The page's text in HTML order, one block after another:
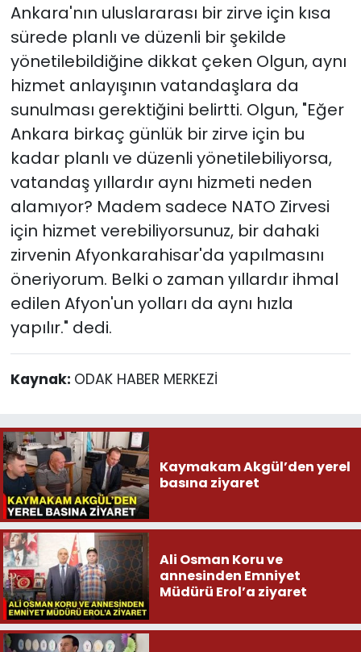
Ankara'nın uluslararası bir zirve için kısa
sürede planlı ve düzenli bir şekilde
yönetilebildiğine dikkat çeken Olgun, aynı
hizmet anlayışının vatandaşlara da
sunulması gerektiğini belirtti. Olgun, "Eğer
Ankara birkaç günlük bir zirve için bu
kadar planlı ve düzenli yönetilebiliyorsa,
vatandaş yıllardır aynı hizmeti neden
alamıyor? Madem sadece NATO Zirvesi
için hizmet verebiliyorsunuz, bir dahaki
zirvenin Afyonkarahisar'da yapılmasını
öneriyorum. Belki o zaman yıllardır ihmal
edilen Afyon'un yolları da aynı hızla
yapılır." dedi.
Kaynak: ODAK HABER MERKEZİ
Kaymakam Akgül’den yerel
basına ziyaret
Ali Osman Koru ve
annesinden Emniyet
Müdürü Erol’a ziyaret